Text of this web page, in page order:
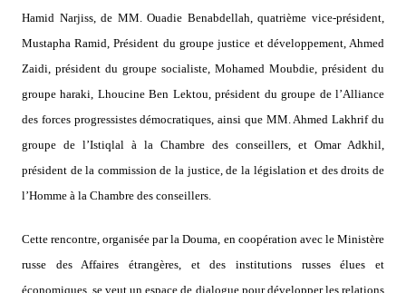
Hamid Narjiss, de MM. Ouadie Benabdellah, quatrième vice-président,
Mustapha Ramid, Président du groupe justice et développement, Ahmed
Zaidi, président du groupe socialiste, Mohamed Moubdie, président du
groupe haraki, Lhoucine Ben Lektou, président du groupe de l’Alliance
des forces progressistes démocratiques, ainsi que MM. Ahmed Lakhrif du
groupe de l’Istiqlal à la Chambre des conseillers, et Omar Adkhil,
président de la commission de la justice, de la législation et des droits de
l’Homme à la Chambre des conseillers.
Cette rencontre, organisée par la Douma, en coopération avec le Ministère
russe des Affaires étrangères, et des institutions russes élues et
économiques, se veut un espace de dialogue pour développer les relations